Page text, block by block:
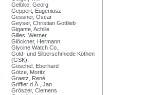
Gelbke, Georg
Geppert, Eugeniusz
Gessner, Oscar
Geyser, Christian Gottlieb
Gigante, Achille
Gilles, Werner
Glöckner, Hermann
Glycine Watch Co.,
Gold- und Silberschmiede Köthen
(GSK),
Göschel, Eberhard
Götze, Moritz
Graetz, René
Griffier d.Ä., Jan
Gröszer, Clemens